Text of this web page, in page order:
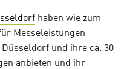
haben wie zum
Messeleistungen
und ihre ca. 30
anbieten und ihr